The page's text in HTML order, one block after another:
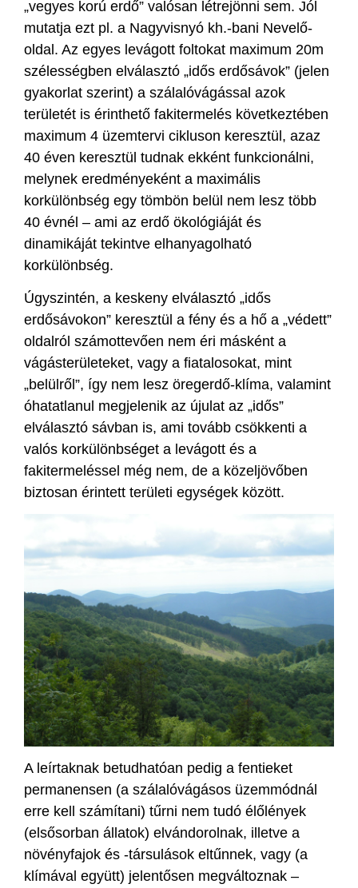
„vegyes korú erdő” valósan létrejönni sem. Jól
mutatja ezt pl. a Nagyvisnyó kh.-bani Nevelő-
oldal. Az egyes levágott foltokat maximum 20m
szélességben elválasztó „idős erdősávok” (jelen
gyakorlat szerint) a szálalóvágással azok
területét is érinthető fakitermelés következtében
maximum 4 üzemtervi cikluson keresztül, azaz
40 éven keresztül tudnak ekként funkcionálni,
melynek eredményeként a maximális
korkülönbség egy tömbön belül nem lesz több
40 évnél – ami az erdő ökológiáját és
dinamikáját tekintve elhanyagolható
korkülönbség.
Úgyszintén, a keskeny elválasztó „idős
erdősávokon” keresztül a fény és a hő a „védett”
oldalról számottevően nem éri másként a
vágásterületeket, vagy a fiatalosokat, mint
„belülről”, így nem lesz öregerdő-klíma, valamint
óhatatlanul megjelenik az újulat az „idős”
elválasztó sávban is, ami tovább csökkenti a
valós korkülönbséget a levágott és a
fakitermeléssel még nem, de a közeljövőben
biztosan érintett területi egységek között.
A leírtaknak betudhatóan pedig a fentieket
permanensen (a szálalóvágásos üzemmódnál
erre kell számítani) tűrni nem tudó élőlények
(elsősorban állatok) elvándorolnak, illetve a
növényfajok és -társulások eltűnnek, vagy (a
klímával együtt) jelentősen megváltoznak –